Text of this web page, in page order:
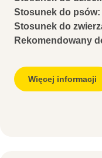
Stosunek do psów:
Stosunek do
Rekomendowany
Więcej informacji